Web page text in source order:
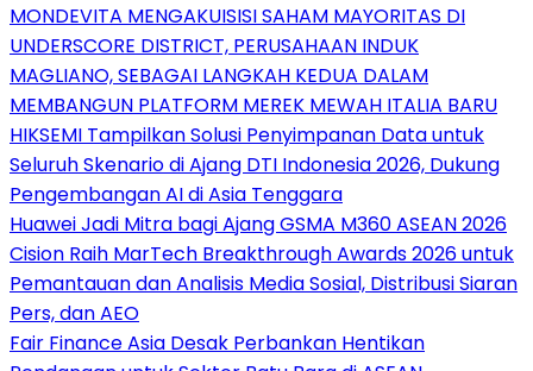
MONDEVITA MENGAKUISISI SAHAM MAYORITAS DI
UNDERSCORE DISTRICT, PERUSAHAAN INDUK
MAGLIANO, SEBAGAI LANGKAH KEDUA DALAM
MEMBANGUN PLATFORM MEREK MEWAH ITALIA BARU
HIKSEMI Tampilkan Solusi Penyimpanan Data untuk
Seluruh Skenario di Ajang DTI Indonesia 2026, Dukung
Pengembangan AI di Asia Tenggara
Huawei Jadi Mitra bagi Ajang GSMA M360 ASEAN 2026
Cision Raih MarTech Breakthrough Awards 2026 untuk
Pemantauan dan Analisis Media Sosial, Distribusi Siaran
Pers, dan AEO
Fair Finance Asia Desak Perbankan Hentikan